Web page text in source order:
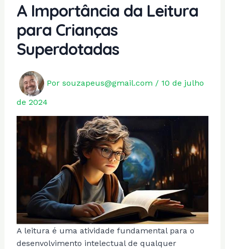
A Importância da Leitura
para Crianças
Superdotadas
Por souzapeus@gmail.com / 10 de julho
de 2024
A leitura é uma atividade fundamental para o
desenvolvimento intelectual de qualquer